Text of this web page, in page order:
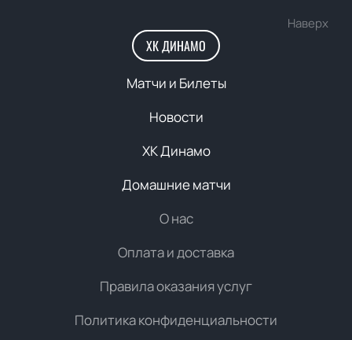
Наверх
ХК ДИНАМО
Матчи и Билеты
Новости
ХК Динамо
Домашние матчи
О нас
Оплата и доставка
Правила оказания услуг
Политика конфиденциальности